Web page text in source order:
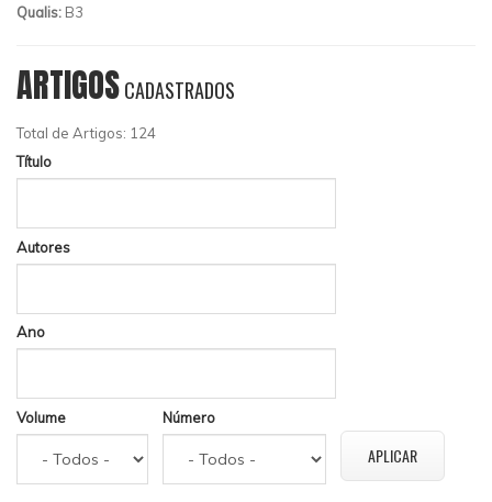
Qualis: B3
ARTIGOSCADASTRADOS
Total de Artigos: 124
Título
Autores
Ano
Volume Número